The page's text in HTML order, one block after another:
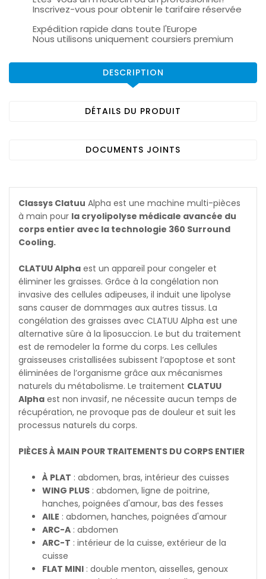
Inscrivez-vous pour obtenir le tarifaire réservée
Expédition rapide dans toute l'Europe
Nous utilisons uniquement coursiers premium
DESCRIPTION
DÉTAILS DU PRODUIT
DOCUMENTS JOINTS
Classys Clatuu Alpha est une machine multi-pièces
à main pour la cryolipolyse médicale avancée du
corps entier avec la technologie 360 Surround
Cooling.
CLATUU Alpha est un appareil pour congeler et
éliminer les graisses. Grâce à la congélation non
invasive des cellules adipeuses, il induit une lipolyse
sans causer de dommages aux autres tissus. La
congélation des graisses avec CLATUU Alpha est une
alternative sûre à la liposuccion. Le but du traitement
est de remodeler la forme du corps. Les cellules
graisseuses cristallisées subissent l’apoptose et sont
éliminées de l’organisme grâce aux mécanismes
naturels du métabolisme. Le traitement CLATUU
Alpha est non invasif, ne nécessite aucun temps de
récupération, ne provoque pas de douleur et suit les
processus naturels du corps.
PIÈCES À MAIN POUR TRAITEMENTS DU CORPS ENTIER
À PLAT : abdomen, bras, intérieur des cuisses
WING PLUS : abdomen, ligne de poitrine,
hanches, poignées d'amour, bas des fesses
AILE : abdomen, hanches, poignées d'amour
ARC-A : abdomen
ARC-T : intérieur de la cuisse, extérieur de la
cuisse
FLAT MINI : double menton, aisselles, genoux